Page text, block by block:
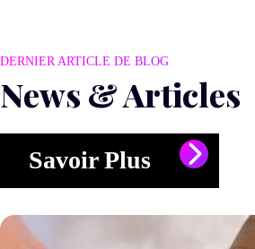
DERNIER ARTICLE DE BLOG
News & Articles
Savoir Plus